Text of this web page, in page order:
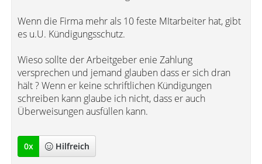
Wenn die Firma mehr als 10 feste MItarbeiter hat, gibt
es u.U. Kündigungsschutz.
Wieso sollte der Arbeitgeber enie Zahlung
versprechen und jemand glauben dass er sich dran
hält ? Wenn er keine schriftlichen Kündigungen
schreiben kann glaube ich nicht, dass er auch
Überweisungen ausfüllen kann.
0x Hilfreich